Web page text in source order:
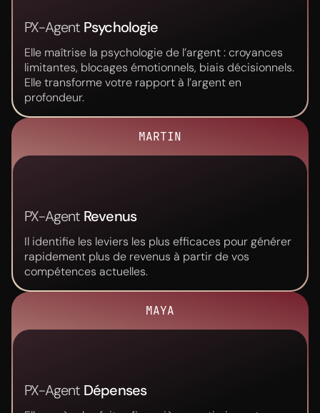
PX-Agent Psychologie
Elle maîtrise la psychologie de l’argent : croyances
limitantes, blocages émotionnels, biais décisionnels.
Elle transforme votre rapport à l’argent en
profondeur.
MARTIN
PX-Agent Revenus
Il identifie les leviers les plus efficaces pour générer
rapidement plus de revenus à partir de vos
compétences actuelles.
MAYA
PX-Agent Dépenses
touche pas ! Gros défi pour moi [...] et je suis